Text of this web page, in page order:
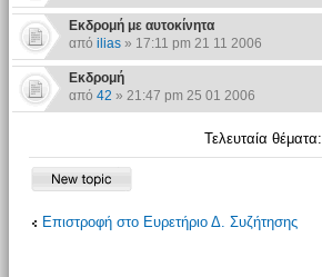
Εκδρομή με αυτοκίνητα
από ilias» 17:11 pm 21 11 2006
Εκδρομή
από 42 » 21:47 pm 25 01 2006
Τελευταία θέματα:
Επιστροφή στο Ευρετήριο Δ. Συζήτησης